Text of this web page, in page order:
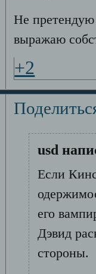
Не претендую
выражаю
+2
usd
Если
его
Дэвид
стороны.